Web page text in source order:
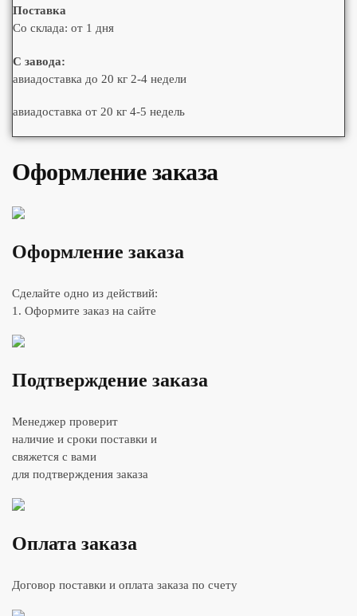
Поставка
Со склада: от 1 дня
С завода:
авиадоставка до 20 кг 2-4 недели
авиадоставка от 20 кг 4-5 недель
Оформление заказа
Оформление заказа
Сделайте одно из действий:
1. Оформите заказ на сайте
Подтверждение заказа
Менеджер проверит
наличие и сроки поставки и
свяжется с вами
для подтверждения заказа
Оплата заказа
Договор поставки и оплата заказа по счету